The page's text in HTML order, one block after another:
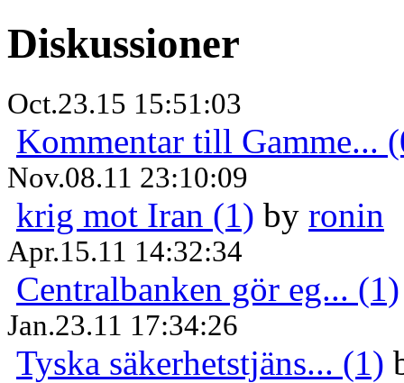
Diskussioner
Oct.23.15 15:51:03
Kommentar till Gamme...
Nov.08.11 23:10:09
krig mot Iran (1) by ronin
Apr.15.11 14:32:34
Centralbanken gör eg... (1)
Jan.23.11 17:34:26
Tyska säkerhetstjäns... (1)